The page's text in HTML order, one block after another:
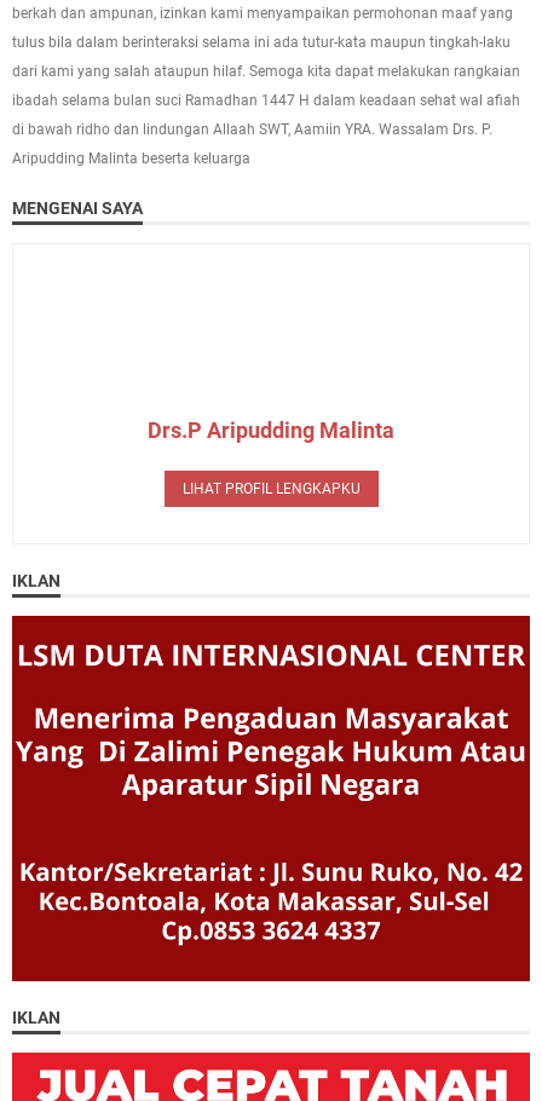
berkah dan ampunan, izinkan kami menyampaikan permohonan maaf yang
tulus bila dalam berinteraksi selama ini ada tutur-kata maupun tingkah-laku
dari kami yang salah ataupun hilaf. Semoga kita dapat melakukan rangkaian
ibadah selama bulan suci Ramadhan 1447 H dalam keadaan sehat wal afiah
di bawah ridho dan lindungan Allaah SWT, Aamiin YRA. Wassalam Drs. P.
Aripudding Malinta beserta keluarga
MENGENAI SAYA
Drs.P Aripudding Malinta
LIHAT PROFIL LENGKAPKU
IKLAN
IKLAN